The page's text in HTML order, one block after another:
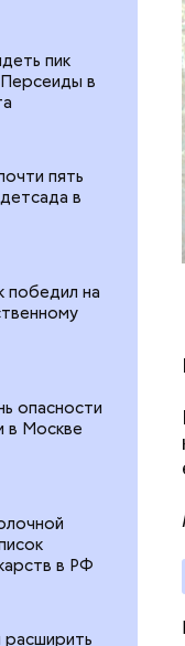
пик
в
пять
в
победил на
опасности
в Москве
в РФ